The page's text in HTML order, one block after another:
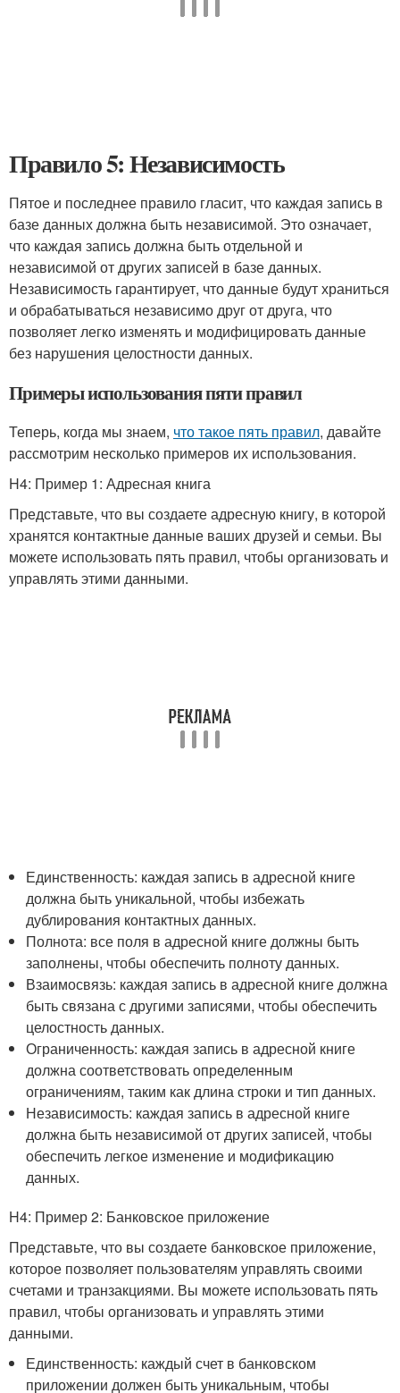
Правило 5: Независимость
Пятое и последнее правило гласит, что каждая запись в
базе данных должна быть независимой. Это означает,
что каждая запись должна быть отдельной и
независимой от других записей в базе данных.
Независимость гарантирует, что данные будут храниться
и обрабатываться независимо друг от друга, что
позволяет легко изменять и модифицировать данные
без нарушения целостности данных.
Примеры использования пяти правил
Теперь, когда мы знаем, что такое пять правил, давайте
рассмотрим несколько примеров их использования.
H4: Пример 1: Адресная книга
Представьте, что вы создаете адресную книгу, в которой
хранятся контактные данные ваших друзей и семьи. Вы
можете использовать пять правил, чтобы организовать и
управлять этими данными.
Единственность: каждая запись в адресной книге
должна быть уникальной, чтобы избежать
дублирования контактных данных.
Полнота: все поля в адресной книге должны быть
заполнены, чтобы обеспечить полноту данных.
Взаимосвязь: каждая запись в адресной книге должна
быть связана с другими записями, чтобы обеспечить
целостность данных.
Ограниченность: каждая запись в адресной книге
должна соответствовать определенным
ограничениям, таким как длина строки и тип данных.
Независимость: каждая запись в адресной книге
должна быть независимой от других записей, чтобы
обеспечить легкое изменение и модификацию
данных.
H4: Пример 2: Банковское приложение
Представьте, что вы создаете банковское приложение,
которое позволяет пользователям управлять своими
счетами и транзакциями. Вы можете использовать пять
правил, чтобы организовать и управлять этими
данными.
Единственность: каждый счет в банковском
приложении должен быть уникальным, чтобы